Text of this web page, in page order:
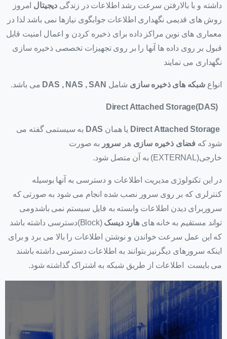
داشته و با بالارفتن سرعت رشد اطلاعات در زندگی دیجیتال امروز
روش های قدیمی نگهداری اطلاعات جوابگوی نیازها نمی باشد لذا در
معماری های نوین مراکز داده برای ذخیره کردن و اعمال امنیت قابل
قبول بر روی داده ها آنها را بر روی تجهیزات تخصصی ذخیره سازی
نگهداری می نمایند
انواعشبکه های ذخیره سازی شامل DAS , NAS , SAN می باشد.
Direct Attached Storage(DAS)
Direct Attached Storage یا همان
به سیستمی گفته می
شود که فضای ذخیره سازی هر سرور به صورت
خارجی(EXTERNAL) به آن متصل شود.
در این تکنولوژی مدیریت اطلاعات و دسترسی به آنها بوسیله
کنترلری که بر روی سرور نصب شده انجام می شود به صورتی که
سروربرای دیدن اطلاعات وابسته به فایل سیستم نمی باشدومی
تواند مستقیم به خانه های هارد دیسک
(Block)دسترسی داشته باشد
که این عمل سرعت خواندن و نوشتن اطلاعات را بالا می برد و برای
اینکه سرورهای دیگرنیز بتوانند به اطلاعات دسترسی داشته باشند
می بایست اطلاعات از طریق شبکه به اشتراک گذاشته شود.